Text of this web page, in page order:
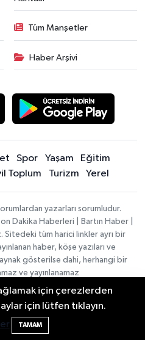
Tüm Manşetler
Haber Arşivi
Spor Yaşam
Eğitim
Toplum Turizm Yerel
yazarları sorumludur.
Dakika Haberleri | Bartın Haber |
Sitedeki tüm harici linkler ayrı bir
haber, köşe yazıları ve
gösterilse dahi, herhangi bir
ve yayınlanamaz
Güncel
Eğitim
Haber
için çerezlerden
için lütfen tıklayın.
TAMAM
Ayda 271 Kişi